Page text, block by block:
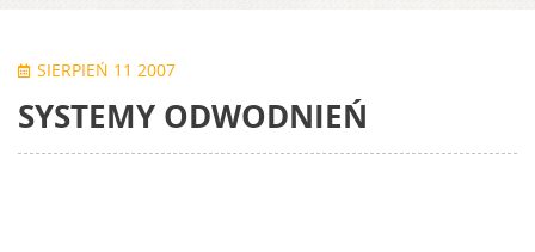
SIERPIEŃ 11 2007
SYSTEMY ODWODNIEŃ